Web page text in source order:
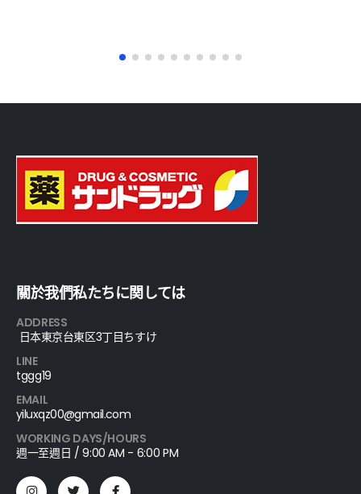
關於我們私たちに関しては
ADDRESS
日本東京台東区3丁目ちすけ
LINE
tggg19
EMAIL
yiluxqz00@gmail.com
WORKING DAYS/HOURS
週一至週日 / 9:00 AM - 6:00 PM